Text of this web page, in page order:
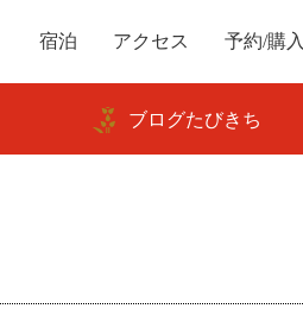
宿泊 アクセス 予約/購入
ブログたびきち